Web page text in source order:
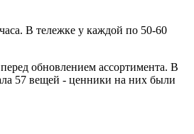
В тележке у каждой по 50-60
обновлением ассортимента. В
57 вещей - ценники на них были